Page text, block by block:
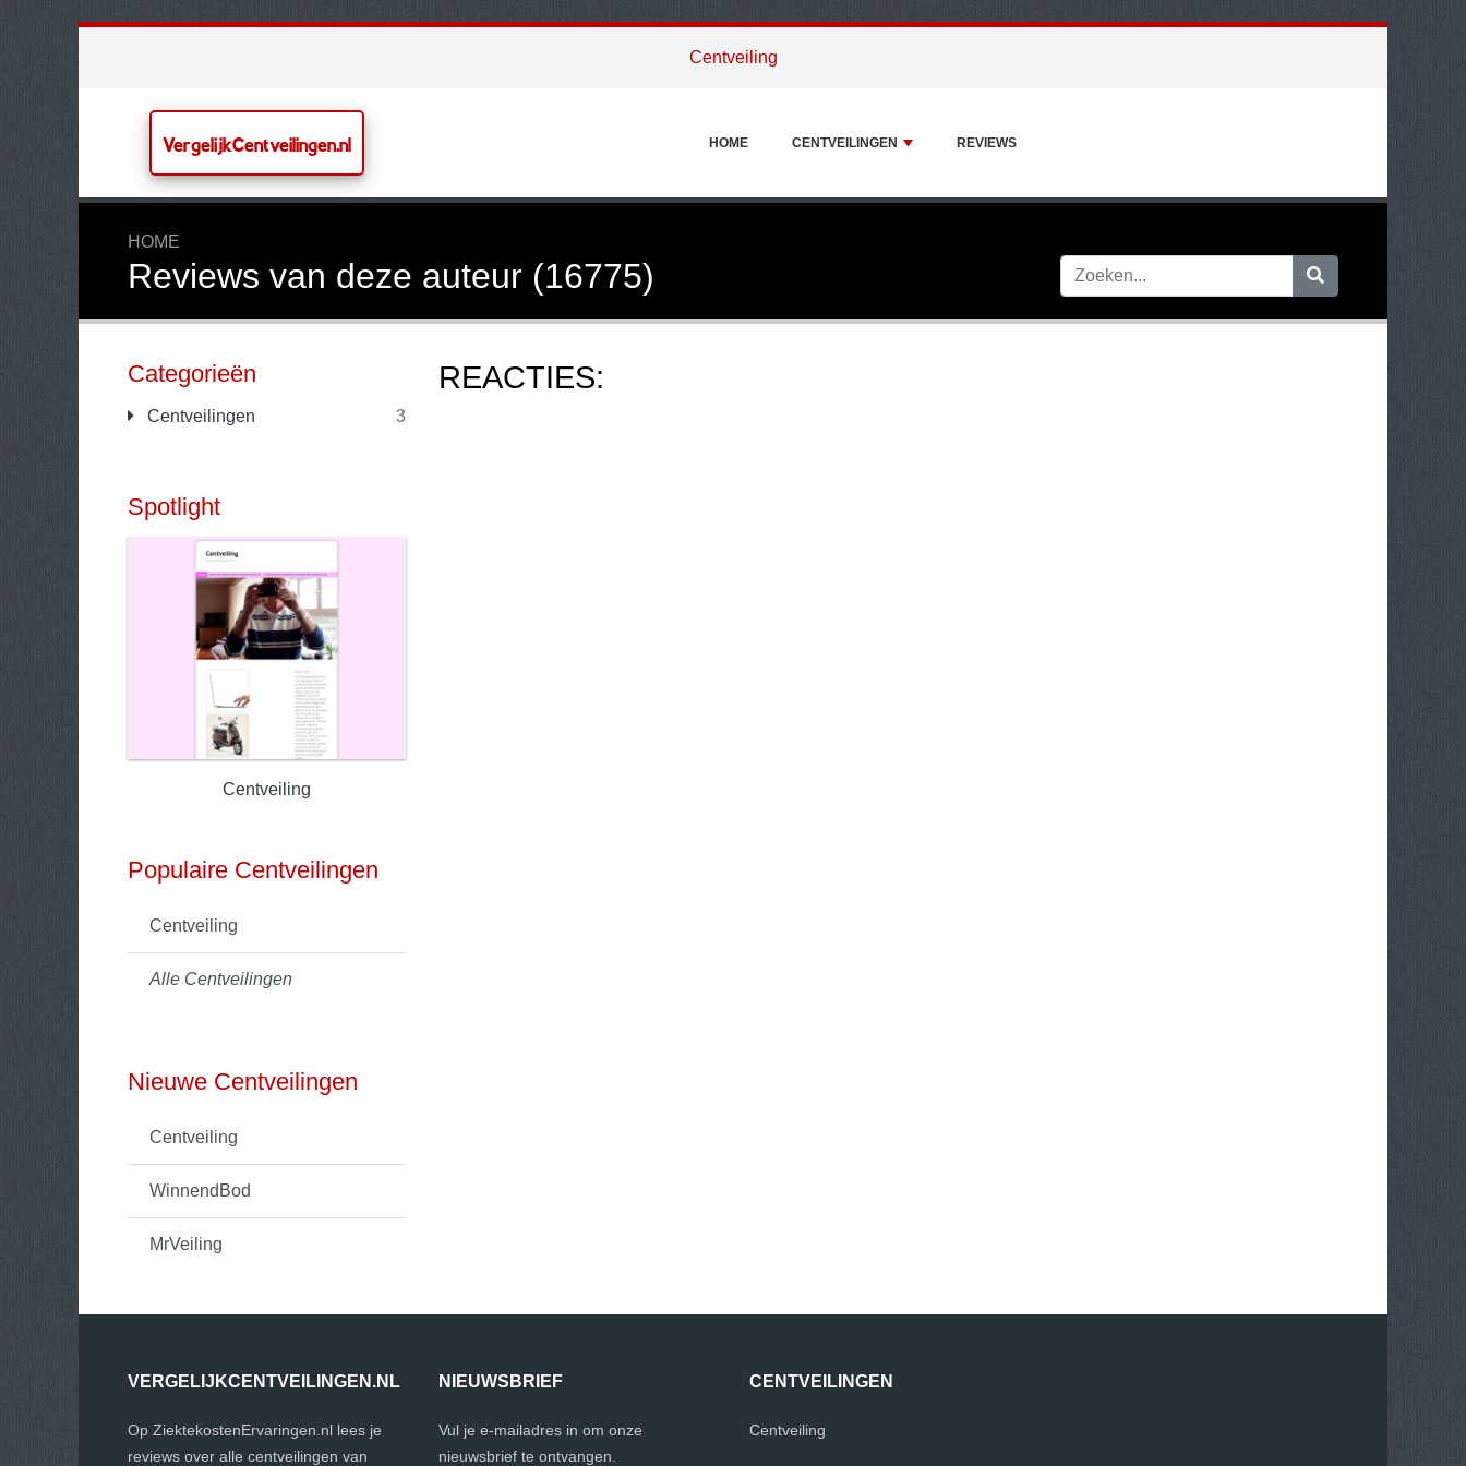
Centveiling
VergelijkCentveilingen.nl HOME CENTVEILINGEN REVIEWS
HOME
Reviews van deze auteur (16775)
Categorieën
Centveilingen 3
Spotlight
Centveiling
Populaire Centveilingen
Centveiling
Alle Centveilingen
Nieuwe Centveilingen
Centveiling
WinnendBod
MrVeiling
REACTIES:
VERGELIJKCENTVEILINGEN.NL
Op ZiektekostenErvaringen.nl lees je
reviews over alle centveilingen van
NIEUWSBRIEF
Vul je e-mailadres in om onze
nieuwsbrief te ontvangen.
CENTVEILINGEN
Centveiling